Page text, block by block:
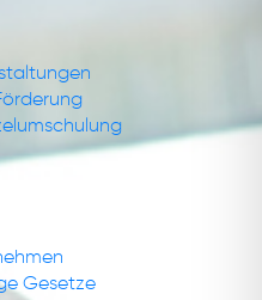
Gesetze